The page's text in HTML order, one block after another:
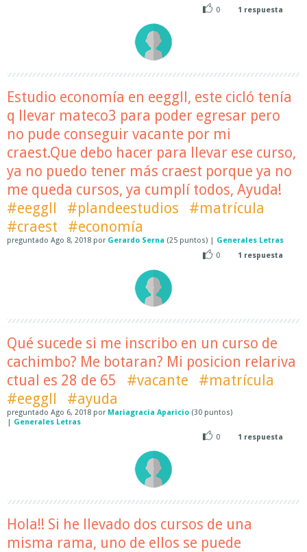
0
1 respuesta
Estudio economía en eeggll, este cicló tenía
q llevar mateco3 para poder egresar pero
no pude conseguir vacante por mi
craest.Que debo hacer para llevar ese curso,
ya no puedo tener más craest porque ya no
me queda cursos, ya cumplí todos, Ayuda!
#eeggll
#plandeestudios
#matrícula
#craest
#economía
preguntado Ago 8, 2018 por Gerardo Serna (25 puntos) | Generales Letras
0
1 respuesta
Qué sucede si me inscribo en un curso de
cachimbo? Me botaran? Mi posicion relariva
ctual es 28 de 65
#vacante
#matrícula
#eeggll
#ayuda
preguntado Ago 6, 2018 por Mariagracia Aparicio (30 puntos)
| Generales Letras
0
1 respuesta
Hola!! Si he llevado dos cursos de una
misma rama, uno de ellos se puede